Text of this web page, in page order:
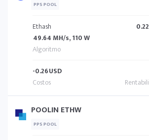
PPS POOL
Ethash
49.64 MH/s, 110 W
0.22
-0.26USD
POOLIN ETHW
PPS POOL